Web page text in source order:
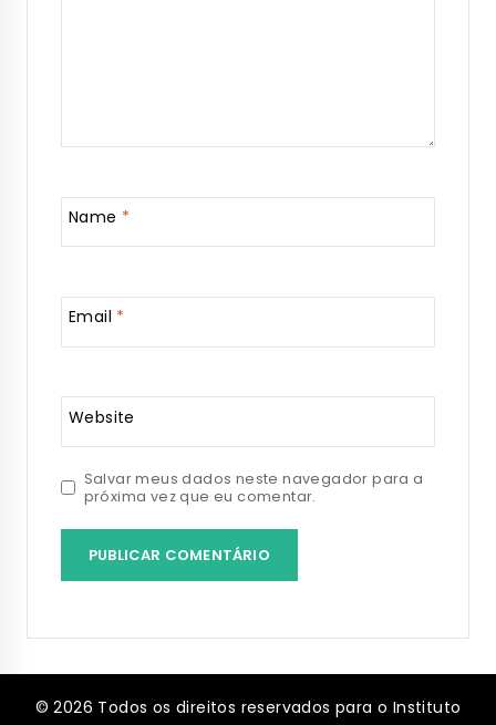
Name *
Email *
Website
Salvar meus dados neste navegador para a
próxima vez que eu comentar.
© 2026 Todos os direitos reservados para o Instituto